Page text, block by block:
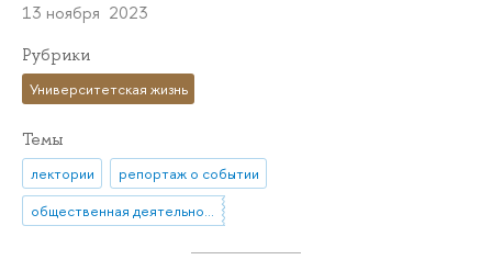
13 ноября 2023
Рубрики
Университетская жизнь
Темы
лектории
репортаж о событии
общественная деятельность